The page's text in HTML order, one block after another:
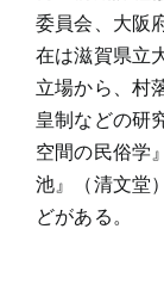
委員会、大阪
在は滋賀県立
立場から、村
皇制などの研
空間の民俗学
池』（清文堂
どがある。